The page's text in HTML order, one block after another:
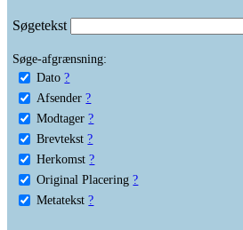
Søgetekst
Søge-afgrænsning:
Dato ?
Afsender ?
Modtager ?
Brevtekst ?
Herkomst ?
Original Placering ?
Metatekst ?